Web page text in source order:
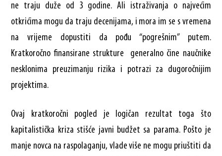
ne traju duže od 3 godine. Ali istraživanja o najvećim
otkrićima mogu da traju decenijama, i mora im se s vremena
na vrijeme dopustiti da pođu “pogrešnim” putem.
Kratkoročno finansirane strukture generalno čine naučnike
nesklonima preuzimanju rizika i potrazi za dugoročnijim
projektima.
Ovaj kratkoročni pogled je logičan rezultat toga što
kapitalistička kriza stišće javni budžet sa parama. Pošto je
manje novca na raspolaganju, vlade više ne mogu priuštiti da